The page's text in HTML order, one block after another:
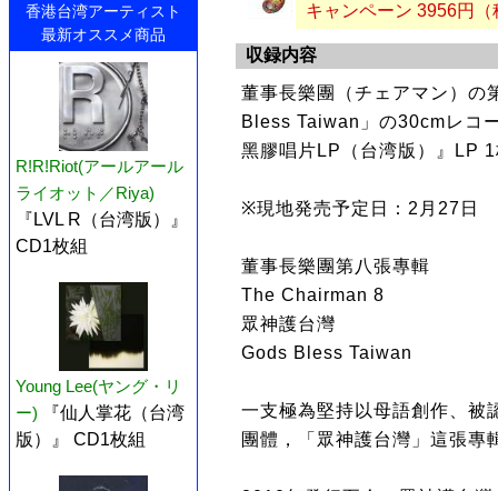
香港台湾アーティスト
最新オススメ商品
R!R!Riot(アールアール
ライオット／Riya)
『LVL R（台湾版）』
CD1枚組
Young Lee(ヤング・リ
ー)
『仙人掌花（台湾
版）』 CD1枚組
キャンペーン 3956円（
収録内容
董事長樂團（チェアマン）の
Bless Taiwan」の30cmレコ
黑膠唱片LP（台湾版）』LP
※現地発売予定日：2月27日
董事長樂團第八張專輯
The Chairman 8
眾神護台灣
Gods Bless Taiwan
一支極為堅持以母語創作、被
團體，「眾神護台灣」這張專